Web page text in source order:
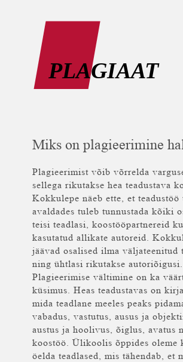
Miks on plagieerimine
Plagieerimist võib võrrelda
sellega rikutakse hea teadustava
Kokkulepe näeb ette, et teadustöö
avaldades tuleb tunnustada kõiki
teisi teadlasi, koostööpartnereid
kasutatud allikate autoreid.
jäävad osalised ilma väljateenitud
ning ühtlasi rikutakse autoriõigusi.
Plagieerimise vältimine on ka
küsimus. Heas teadustavas on
mida teadlane meeles peaks
vabadus, vastutus, ausus ja
austus ja hoolivus, õiglus, avatus
koostöö. Ülikoolis õppides oleme
öelda teadlased, mis tähendab, et